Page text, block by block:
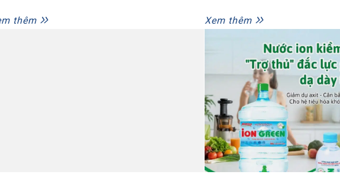
cơ và tránh đau gối, bạn cần nắm vững kỹ thuật
thêm
mát lành, dịu nhẹ để giải tỏa ngay
Xem thêm